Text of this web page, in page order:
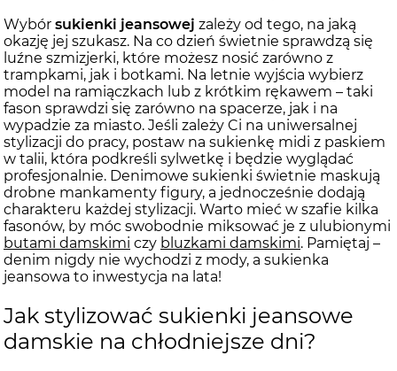
Wybór sukienki jeansowej zależy od tego, na jaką
okazję jej szukasz. Na co dzień świetnie sprawdzą się
luźne szmizjerki, które możesz nosić zarówno z
trampkami, jak i botkami. Na letnie wyjścia wybierz
model na ramiączkach lub z krótkim rękawem – taki
fason sprawdzi się zarówno na spacerze, jak i na
wypadzie za miasto. Jeśli zależy Ci na uniwersalnej
stylizacji do pracy, postaw na sukienkę midi z paskiem
w talii, która podkreśli sylwetkę i będzie wyglądać
profesjonalnie. Denimowe sukienki świetnie maskują
drobne mankamenty figury, a jednocześnie dodają
charakteru każdej stylizacji. Warto mieć w szafie kilka
fasonów, by móc swobodnie miksować je z ulubionymi
butami damskimi czy bluzkami damskimi. Pamiętaj –
denim nigdy nie wychodzi z mody, a sukienka
jeansowa to inwestycja na lata!
Jak stylizować sukienki jeansowe
damskie na chłodniejsze dni?